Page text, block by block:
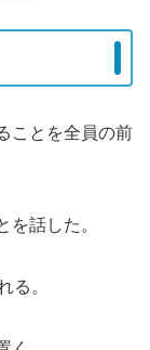
ことを全員の前
を話した。
る。